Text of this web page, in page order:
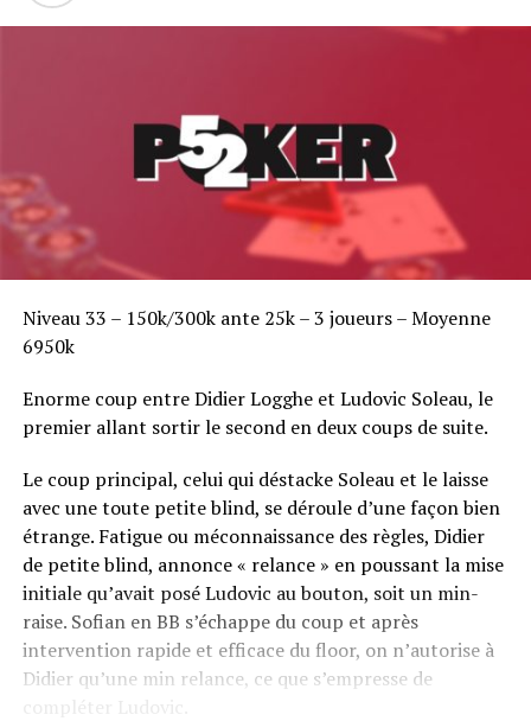
Niveau 33 – 150k/300k ante 25k – 3 joueurs – Moyenne
6950k
Enorme coup entre Didier Logghe et Ludovic Soleau, le
premier allant sortir le second en deux coups de suite.
Le coup principal, celui qui déstacke Soleau et le laisse
avec une toute petite blind, se déroule d’une façon bien
étrange. Fatigue ou méconnaissance des règles, Didier
de petite blind, annonce « relance » en poussant la mise
initiale qu’avait posé Ludovic au bouton, soit un min-
raise. Sofian en BB s’échappe du coup et après
intervention rapide et efficace du floor, on n’autorise à
Didier qu’une min relance, ce que s’empresse de